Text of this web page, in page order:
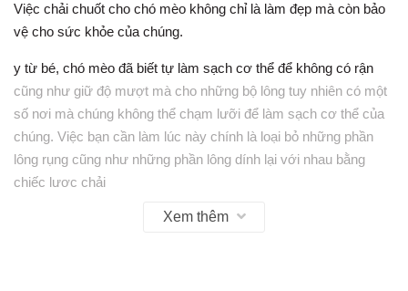
Việc chải chuốt cho chó mèo không chỉ là làm đẹp mà còn bảo
vệ cho sức khỏe của chúng.
y từ bé, chó mèo đã biết tự làm sạch cơ thể để không có rận
cũng như giữ độ mượt mà cho những bộ lông tuy nhiên có một
số nơi mà chúng không thể chạm lưỡi để làm sạch cơ thể của
chúng. Việc bạn cần làm lúc này chính là loại bỏ những phần
lông rụng cũng như những phần lông dính lại với nhau bằng
chiếc lược chải
Bạn đã biết sử dụng loại lược chải nào chưa, chúng tôi sẽ cung
Xem thêm